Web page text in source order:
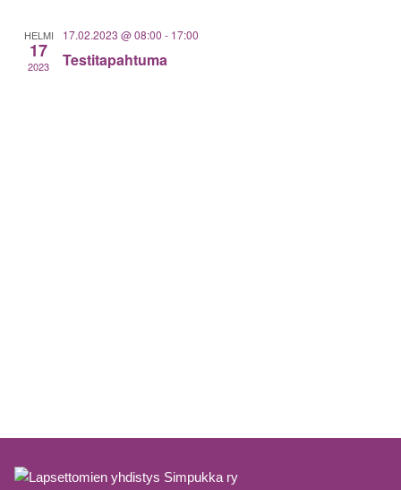
HELMI
17
2023
17.02.2023 @ 08:00 - 17:00
Testitapahtuma